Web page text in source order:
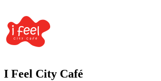
I Feel City Café